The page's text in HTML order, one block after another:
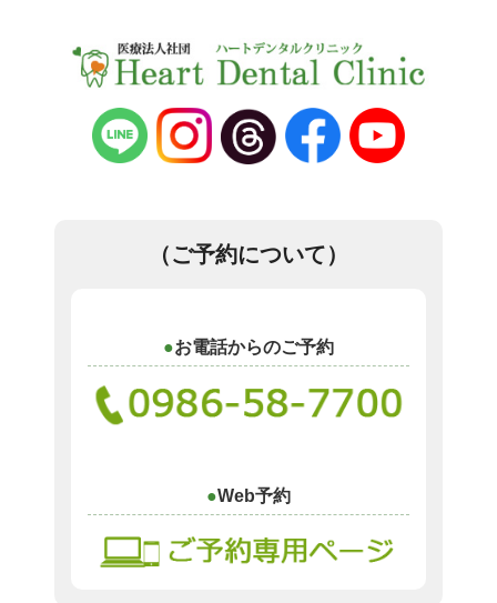
（ご予約について）
お電話からのご予約
Web予約